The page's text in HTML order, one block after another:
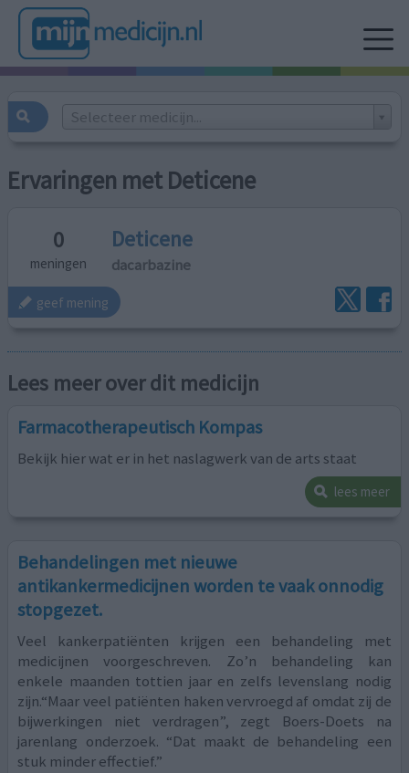
Selecteer medicijn...
Ervaringen met Deticene
0
meningen
Deticene
dacarbazine
geef mening
Lees meer over dit medicijn
Farmacotherapeutisch Kompas
Bekijk hier wat er in het naslagwerk van de arts staat
lees meer
Behandelingen met nieuwe
antikankermedicijnen worden te vaak onnodig
stopgezet.
Veel kankerpatiënten krijgen een behandeling met
medicijnen voorgeschreven. Zo’n behandeling kan
enkele maanden tottien jaar en zelfs levenslang nodig
zijn.“Maar veel patiënten haken vervroegd af omdat zij de
bijwerkingen niet verdragen”, zegt Boers-Doets na
jarenlang onderzoek. “Dat maakt de behandeling een
stuk minder effectief.”